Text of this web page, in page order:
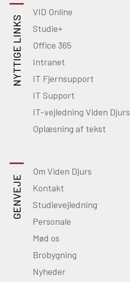
NYTTIGE LINKS
VID Online
Studie+
Office 365
Intranet
IT Fjernsupport
IT Support
IT-vejledning Viden Djurs
Oplæsning af tekst
GENVEJE
Om Viden Djurs
Kontakt
Studievejledning
Personale
Mød os
Brobygning
Nyheder